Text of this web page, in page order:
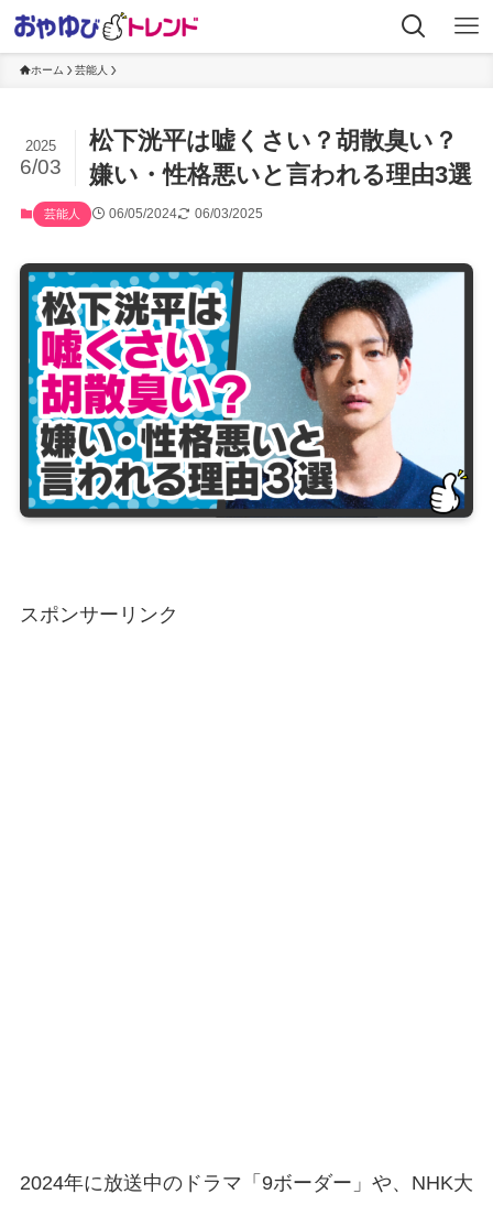
ホーム 芸能人
松下洸平は嘘くさい？胡散臭い？
嫌い・性格悪いと言われる理由3選
2025
6/03
芸能人 06/05/2024 06/03/2025
スポンサーリンク
2024年に放送中のドラマ「9ボーダー」や、NHK大